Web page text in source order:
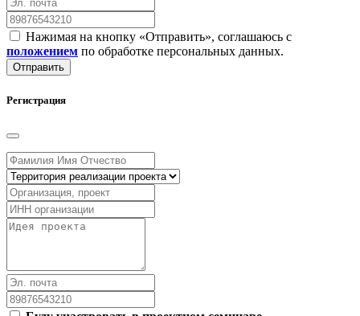
Нажимая на кнопку «Отправить», соглашаюсь с
положением по обработке персональных данных.
Отправить
Регистрация